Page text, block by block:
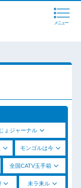
メニュー
ょジャーナル
モンゴルは今
全国CATV玉手箱
未ラ来ル